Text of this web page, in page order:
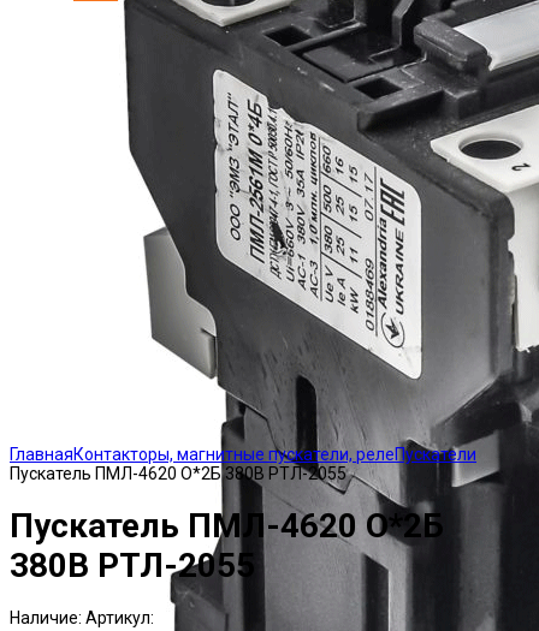
ГлавнаяКонтакторы, магнитные пускатели, релеПускатели
Пускатель ПМЛ-4620 О*2Б 380В РТЛ-2055
Пускатель ПМЛ-4620 О*2Б
380В РТЛ-2055
Наличие: Есть на складе
Артикул: